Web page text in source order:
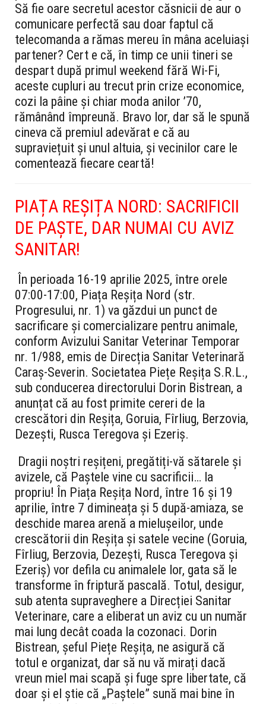
Să fie oare secretul acestor căsnicii de aur o
comunicare perfectă sau doar faptul că
telecomanda a rămas mereu în mâna aceluiași
partener? Cert e că, în timp ce unii tineri se
despart după primul weekend fără Wi-Fi,
aceste cupluri au trecut prin crize economice,
cozi la pâine și chiar moda anilor ’70,
rămânând împreună. Bravo lor, dar să le spună
cineva că premiul adevărat e că au
supraviețuit și unul altuia, și vecinilor care le
comentează fiecare ceartă!
PIAȚA REȘIȚA NORD: SACRIFICII
DE PAȘTE, DAR NUMAI CU AVIZ
SANITAR!
În perioada 16-19 aprilie 2025, între orele
07:00-17:00, Piața Reșița Nord (str.
Progresului, nr. 1) va găzdui un punct de
sacrificare și comercializare pentru animale,
conform Avizului Sanitar Veterinar Temporar
nr. 1/988, emis de Direcția Sanitar Veterinară
Caraș-Severin. Societatea Piețe Reșița S.R.L.,
sub conducerea directorului Dorin Bistrean, a
anunțat că au fost primite cereri de la
crescători din Reșița, Goruia, Fîrliug, Berzovia,
Dezești, Rusca Teregova și Ezeriș.
Dragii noștri reșițeni, pregătiți-vă sătarele și
avizele, că Paștele vine cu sacrificii… la
propriu! În Piața Reșița Nord, între 16 și 19
aprilie, între 7 dimineața și 5 după-amiaza, se
deschide marea arenă a mielușeilor, unde
crescătorii din Reșița și satele vecine (Goruia,
Fîrliug, Berzovia, Dezești, Rusca Teregova și
Ezeriș) vor defila cu animalele lor, gata să le
transforme în friptură pascală. Totul, desigur,
sub atenta supraveghere a Direcției Sanitar
Veterinare, care a eliberat un aviz cu un număr
mai lung decât coada la cozonaci. Dorin
Bistrean, șeful Piețe Reșița, ne asigură că
totul e organizat, dar să nu vă mirați dacă
vreun miel mai scapă și fuge spre libertate, că
doar și el știe că „Paștele” sună mai bine în